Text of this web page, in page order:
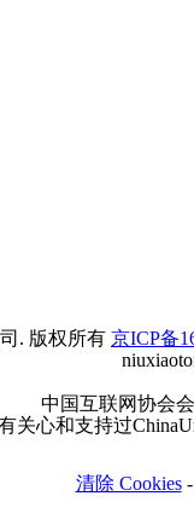
. 版权所有 京ICP备
中国互联网协会
关心和支持过
清除 Cookies-